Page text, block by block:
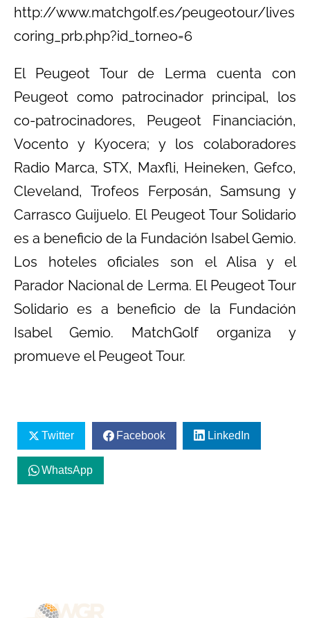
http://www.matchgolf.es/peugeotour/lives
coring_prb.php?id_torneo=6
El Peugeot Tour de Lerma cuenta con
Peugeot como patrocinador principal, los
co-patrocinadores, Peugeot Financiación,
Vocento y Kyocera; y los colaboradores
Radio Marca, STX, Maxfli, Heineken, Gefco,
Cleveland, Trofeos Ferposán, Samsung y
Carrasco Guijuelo. El Peugeot Tour Solidario
es a beneficio de la Fundación Isabel Gemio.
Los hoteles oficiales son el Alisa y el
Parador Nacional de Lerma. El Peugeot Tour
Solidario es a beneficio de la Fundación
Isabel Gemio. MatchGolf organiza y
promueve el Peugeot Tour.
Twitter Facebook LinkedIn
WhatsApp